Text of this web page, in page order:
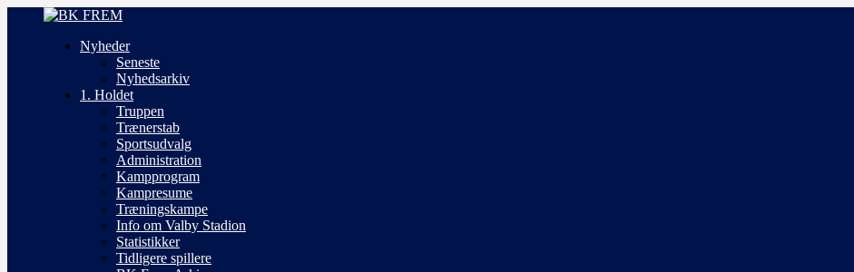
Nyheder
Seneste
Nyhedsarkiv
1. Holdet
Truppen
Trænerstab
Sportsudvalg
Administration
Kampprogram
Kampresume
Træningskampe
Info om Valby Stadion
Statistikker
Tidligere spillere